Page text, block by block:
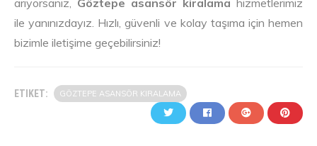
ile yanınızdayız. Hızlı, güvenli ve kolay taşıma için hemen
bizimle iletişime geçebilirsiniz!
ETIKET: GÖZTEPE ASANSÖR KIRALAMA